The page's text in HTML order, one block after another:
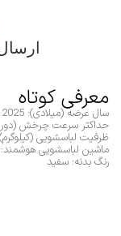
معرفی کوتاه
سال عرضه (میلادی): 2025
حداکثر سرعت چرخش (دور در
ظرفیت لباسشویی (کیلوگرم):
ماشین لباسشویی هوشمند:
رنگ بدنه: سفید